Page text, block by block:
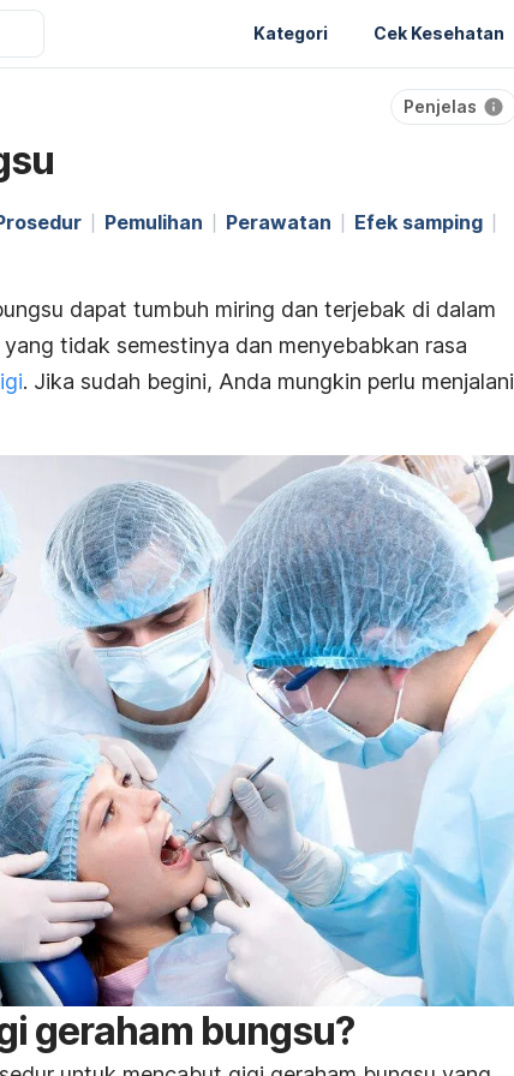
Kategori Cek Kesehatan
Penjelas
Pemulihan Perawatan Efek samping
dapat tumbuh miring dan terjebak di dalam
tidak semestinya dan menyebabkan rasa
. Jika sudah begini, Anda mungkin perlu menjalani
geraham bungsu?